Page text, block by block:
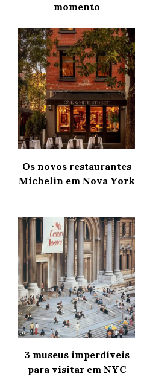
momento
Os novos restaurantes
Michelin em Nova York
3 museus imperdíveis
para visitar em NYC